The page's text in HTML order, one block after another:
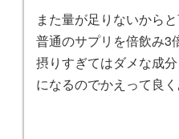
また量が足りないから
普通のサプリを倍飲み3
摂りすぎてはダメな成
になるのでかえって良く